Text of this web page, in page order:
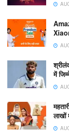
में
लाखों